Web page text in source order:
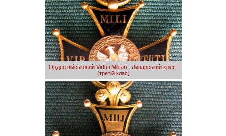
Орден військовий Virtuti Militari - Лицарський хрест
(третій клас)